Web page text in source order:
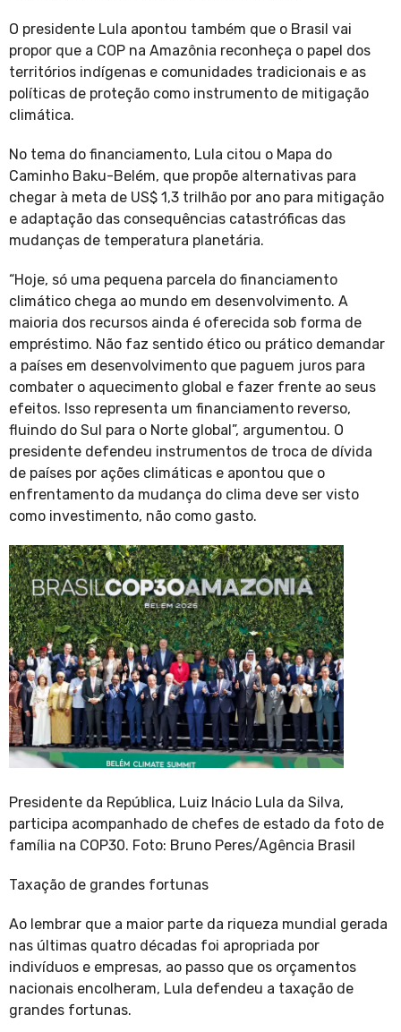
O presidente Lula apontou também que o Brasil vai
propor que a COP na Amazônia reconheça o papel dos
territórios indígenas e comunidades tradicionais e as
políticas de proteção como instrumento de mitigação
climática.
No tema do financiamento, Lula citou o Mapa do
Caminho Baku-Belém, que propõe alternativas para
chegar à meta de US$ 1,3 trilhão por ano para mitigação
e adaptação das consequências catastróficas das
mudanças de temperatura planetária.
“Hoje, só uma pequena parcela do financiamento
climático chega ao mundo em desenvolvimento. A
maioria dos recursos ainda é oferecida sob forma de
empréstimo. Não faz sentido ético ou prático demandar
a países em desenvolvimento que paguem juros para
combater o aquecimento global e fazer frente ao seus
efeitos. Isso representa um financiamento reverso,
fluindo do Sul para o Norte global”, argumentou. O
presidente defendeu instrumentos de troca de dívida
de países por ações climáticas e apontou que o
enfrentamento da mudança do clima deve ser visto
como investimento, não como gasto.
Presidente da República, Luiz Inácio Lula da Silva,
participa acompanhado de chefes de estado da foto de
família na COP30. Foto: Bruno Peres/Agência Brasil
Taxação de grandes fortunas
Ao lembrar que a maior parte da riqueza mundial gerada
nas últimas quatro décadas foi apropriada por
indivíduos e empresas, ao passo que os orçamentos
nacionais encolheram, Lula defendeu a taxação de
grandes fortunas.